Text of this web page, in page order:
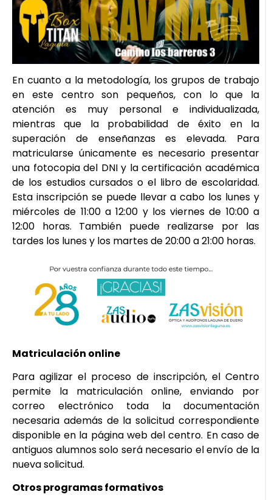
En cuanto a la metodología, los grupos de trabajo
en este centro son pequeños, con lo que la
atención es muy personal e individualizada,
mientras que la probabilidad de éxito en la
superación de enseñanzas es elevada. Para
matricularse únicamente es necesario presentar
una fotocopia del DNI y la certificación académica
de los estudios cursados o el libro de escolaridad.
Esta inscripción se puede llevar a cabo los lunes y
miércoles de 11:00 a 12:00 y los viernes de 10:00 a
12:00 horas. También puede realizarse por las
tardes los lunes y los martes de 20:00 a 21:00 horas.
Matriculación online
Para agilizar el proceso de inscripción, el Centro
permite la matriculación online, enviando por
correo electrónico toda la documentación
necesaria además de la solicitud correspondiente
disponible en la página web del centro. En caso de
antiguos alumnos solo será necesario el envío de la
nueva solicitud.
Otros programas formativos